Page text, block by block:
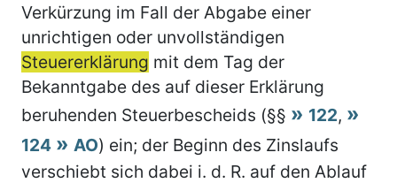
Verkürzung im Fall der Abgabe einer
unrichtigen oder unvollständigen
Steuererklärung mit dem Tag der
Bekanntgabe des auf dieser Erklärung
beruhenden Steuerbescheids (§§
122,
124
AO) ein; der Beginn des Zinslaufs
verschiebt sich dabei i. d. R. auf den Ablauf